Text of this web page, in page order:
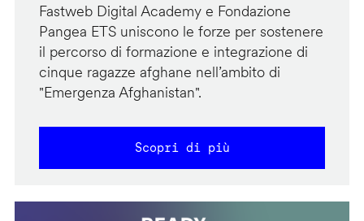
Fastweb Digital Academy e Fondazione
Pangea ETS uniscono le forze per sostenere
il percorso di formazione e integrazione di
cinque ragazze afghane nell’ambito di
"Emergenza Afghanistan".
Scopri di più